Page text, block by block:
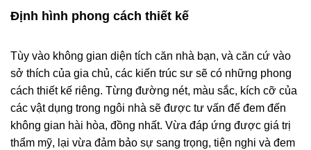
Định hình phong cách thiết kế
Tùy vào không gian diện tích căn nhà bạn, và căn cứ vào
sở thích của gia chủ, các kiến trúc sư sẽ có những phong
cách thiết kế riêng. Từng đường nét, màu sắc, kích cỡ của
các vật dụng trong ngôi nhà sẽ được tư vấn để đem đến
không gian hài hòa, đồng nhất. Vừa đáp ứng được giá trị
thẩm mỹ, lại vừa đảm bảo sự sang trọng, tiện nghi và đem